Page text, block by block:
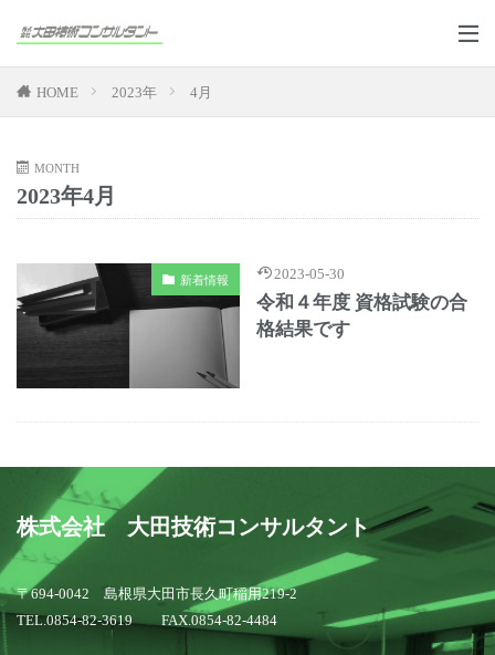
HOME 2023年 4月
MONTH
2023年4月
新着情報 2023-05-30
令和４年度 資格試験の合
格結果です
株式会社 大田技術コンサルタント
〒694-0042 島根県大田市長久町稲用219-2
TEL.0854-82-3619 FAX.0854-82-4484